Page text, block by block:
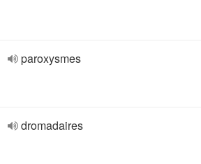
paroxysmes
dromadaires